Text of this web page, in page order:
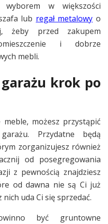
wyborem w większości
lub regał metalowy o
żeby przed zakupem
i dobrze
mebli.
krok po
meble, możesz przystąpić
Przydatne będą
zorganizujesz również
od posegregowania
z pewnością znajdziesz
od dawna nie są Ci już
uda Ci się sprzedać.
być gruntowne